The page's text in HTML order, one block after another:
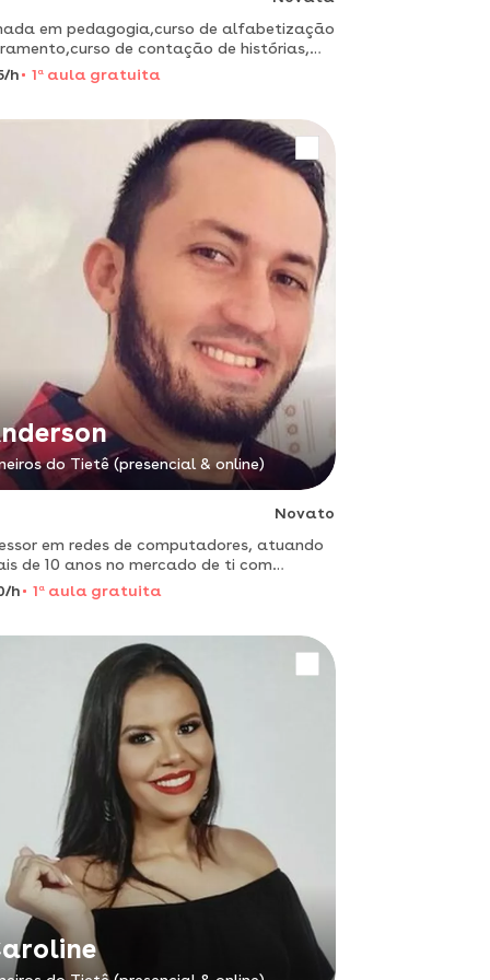
em pedagogia,curso de alfabetização
de contação de histórias,
no campo infantil a partir dos nove
h 1 aaula gratuita
do Tietê (presencial & online)
Novato
em redes de computadores, atuando
de 10 anos no mercado de ti com
certificações na área
h 1 aaula gratuita